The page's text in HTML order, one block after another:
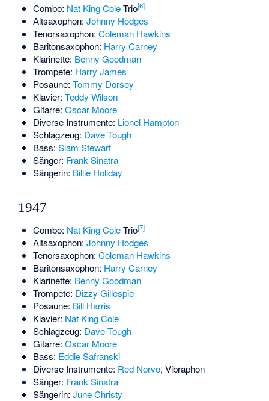
Combo: Nat King ColeTrio[6]
Altsaxophon: Johnny Hodges
Tenorsaxophon: Coleman Hawkins
Baritonsaxophon: Harry Carney
Klarinette: Benny Goodman
Trompete: Harry James
Posaune: Tommy Dorsey
Klavier: Teddy Wilson
Gitarre: Oscar Moore
Diverse Instrumente: Lionel Hampton
Schlagzeug: Dave Tough
Bass: Slam Stewart
Sänger: Frank Sinatra
Sängerin: Billie Holiday
1947
Combo: Nat King ColeTrio[7]
Altsaxophon: Johnny Hodges
Tenorsaxophon: Coleman Hawkins
Baritonsaxophon: Harry Carney
Klarinette: Benny Goodman
Trompete: Dizzy Gillespie
Posaune: Bill Harris
Klavier: Nat King Cole
Schlagzeug: Dave Tough
Gitarre: Oscar Moore
Bass: Eddie Safranski
Diverse Instrumente: Red Norvo, Vibraphon
Sänger: Frank Sinatra
Sängerin: June Christy